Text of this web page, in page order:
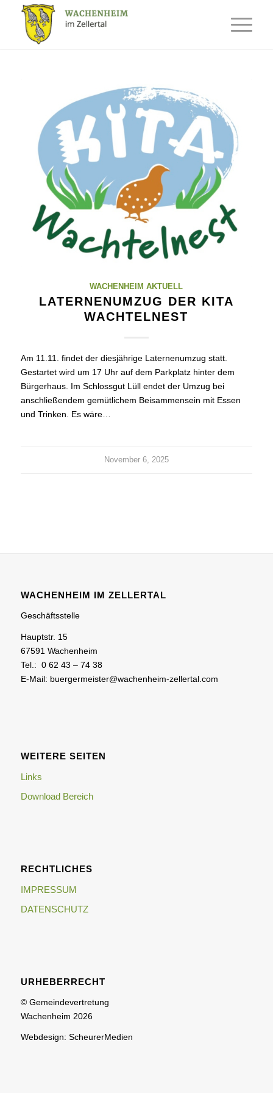
WACHENHEIM AKTUELL
LATERNENUMZUG DER KITA
WACHTELNEST
Am 11.11. findet der diesjährige Laternenumzug statt.
Gestartet wird um 17 Uhr auf dem Parkplatz hinter dem
Bürgerhaus. Im Schlossgut Lüll endet der Umzug bei
anschließendem gemütlichem Beisammensein mit Essen
und Trinken. Es wäre…
November 6, 2025
WACHENHEIM IM ZELLERTAL
Geschäftsstelle
Hauptstr. 15
67591 Wachenheim
Tel.: 0 62 43 – 74 38
E-Mail: buergermeister@wachenheim-zellertal.com
WEITERE SEITEN
Links
Download Bereich
RECHTLICHES
IMPRESSUM
DATENSCHUTZ
URHEBERRECHT
© Gemeindevertretung
Wachenheim 2026
Webdesign: ScheurerMedien